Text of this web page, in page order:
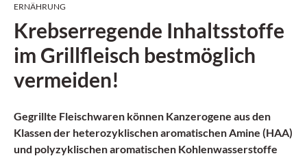
ERNÄHRUNG
Krebserregende Inhaltsstoffe
im Grillfleisch bestmöglich
vermeiden!
Gegrillte Fleischwaren können Kanzerogene aus den
Klassen der heterozyklischen aromatischen Amine (HAA)
und polyzyklischen aromatischen Kohlenwasserstoffe